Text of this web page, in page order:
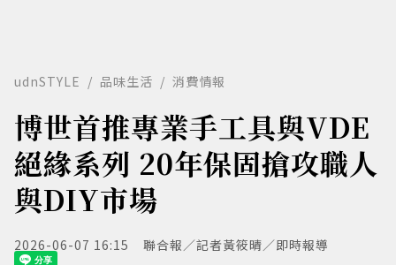
udnSTYLE 品味生活 消費情報
博世首推專業手工具與VDE
絕緣系列 20年保固搶攻職人
與DIY市場
2026-06-07 16:15 聯合報／記者黃筱晴／即時報導